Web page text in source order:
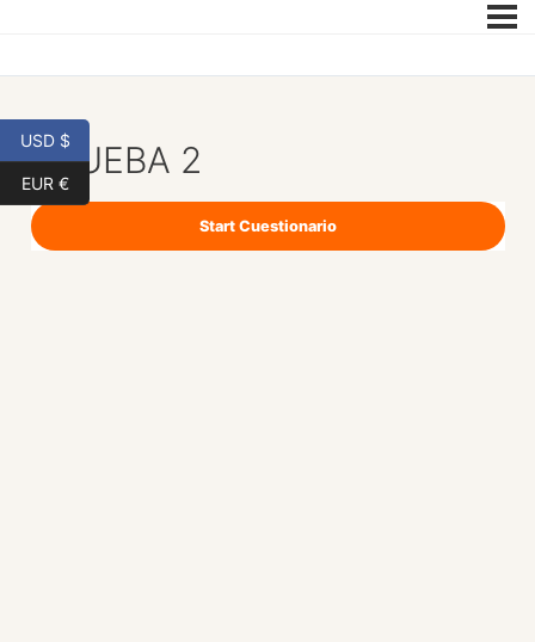
PRUEBA 2
USD $
EUR €